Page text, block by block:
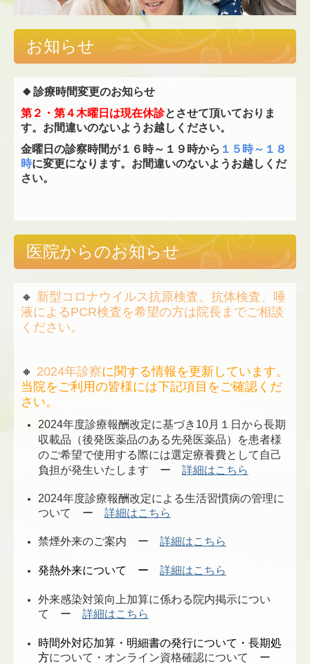
お知らせ
🔸診療時間変更のお知らせ
第２・第４木曜日は現在休診とさせて頂いておりま
す。お間違いのないようお越しください。
金曜日の診察時間が１６時～１９時から １５時～１８
時に変更になります。お間違いのないようお越しくだ
さい。
医院からのお知らせ
🔸 新型コロナウイルス抗原検査、抗体検査、唾
液によるPCR検査を希望の方は院長までご相談
ください。
🔸 2024年診察に関する情報を更新しています。
当院をご利用の皆様には下記項目をご確認くだ
さい。
2024年度診療報酬改定に基づき10月１日から長期
収載品（後発医薬品のある先発医薬品）を患者様
のご希望で使用する際には選定療養費として自己
負担が発生いたします ー 詳細はこちら
2024年度診療報酬改定による生活習慣病の管理に
ついて ー 詳細はこちら
禁煙外来のご案内 ー 詳細はこちら
発熱外来について ー 詳細はこちら
外来感染対策向上加算に係わる院内掲示につい
て ー 詳細はこちら
時間外対応加算・明細書の発行について・長期処
方について・オンライン資格確認について ー